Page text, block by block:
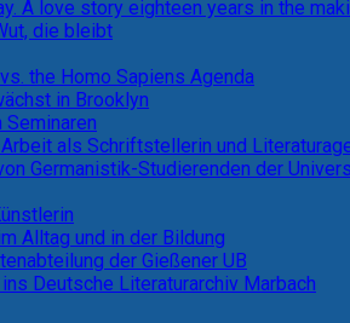
A love story eighteen years in the
die bleibt
the Homo Sapiens Agenda
in Brooklyn
als Schriftstellerin und
Germanistik-Studierenden der
Alltag und in der Bildung
der Gießener UB
Deutsche Literaturarchiv Marbach